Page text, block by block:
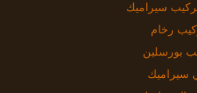
سيراميك
رخام
بورسلين
سيراميك